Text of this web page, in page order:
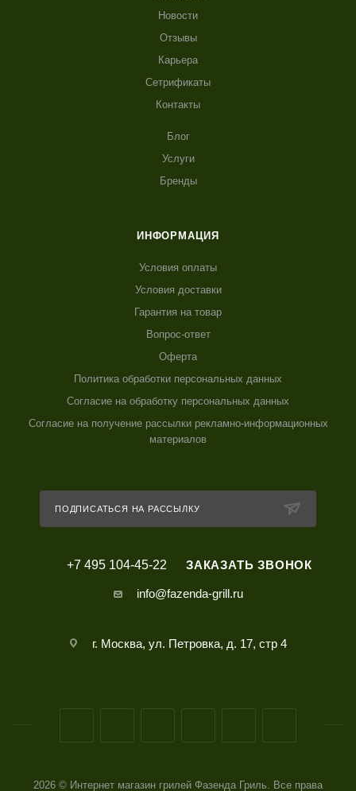
Новости
Отзывы
Карьера
Сетрификаты
Контакты
Блог
Услуги
Бренды
ИНФОРМАЦИЯ
Условия оплаты
Условия доставки
Гарантия на товар
Вопрос-ответ
Оферта
Политика обработки персональных данных
Согласие на обработку персональных данных
Согласие на получение рассылки рекламно-информационных
материалов
ПОДПИСАТЬСЯ НА РАССЫЛКУ
+7 495 104-45-22 ЗАКАЗАТЬ ЗВОНОК
info@fazenda-grill.ru
г. Москва, ул. Петровка, д. 17, стр 4
2026 © Интернет магазин грилей Фазенда Гриль. Все права